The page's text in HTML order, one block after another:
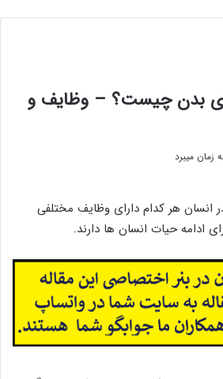
بدن چیست؟ – وظایف و
انسان هر کدام دارای وظایف مختلفی
ادامه حیات انسان ها دارند.